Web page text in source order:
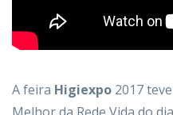
A feira Higiexpo 2017